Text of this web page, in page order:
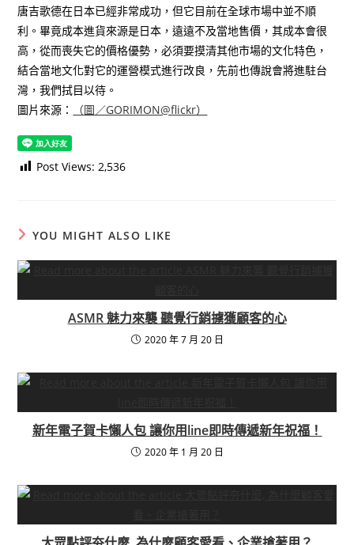
唐吉歌德在日本已經非常成功，但它目前在全球市場中並不順
利。畢竟成本進貨來源是日本，遠遠不及當地售價，其成本會很
高，從而喪失它的價格優勢，必須要摸清其他市場的文化特色，
結合當地文化對它的運營模式進行改良，先前也傳說會將進駐台
灣，我們拭目以待。
圖片來源：
（圖／GORIMON@flickr）
Post Views: 2,536
YOU MIGHT ALSO LIKE
ASMR 魅力來襲 聽覺行銷擄獲顧客的心
2020 年 7 月 20 日
新年電子賀卡懶人包 讓你用line即時傳遞新年祝福！
2020 年 1 月 20 日